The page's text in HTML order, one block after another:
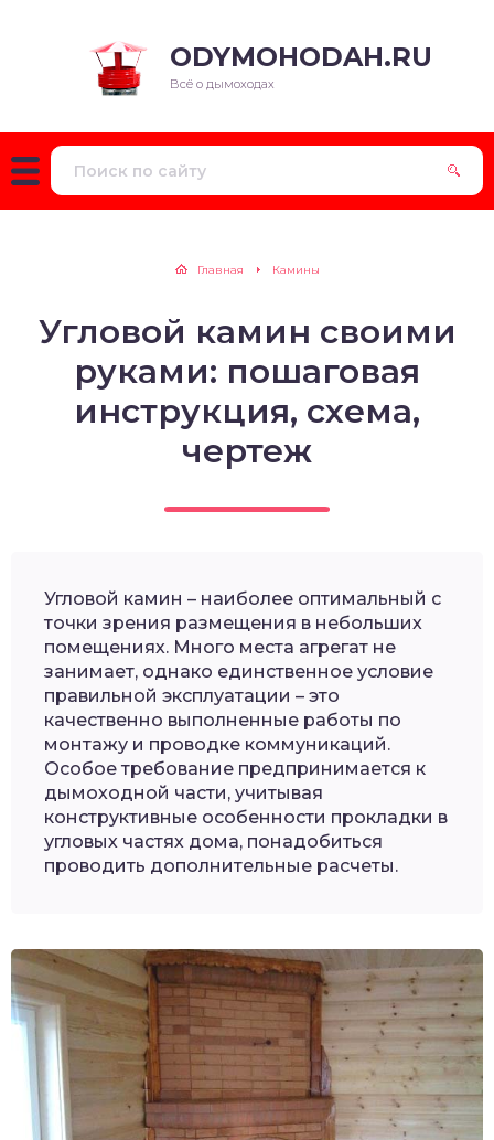
ODYMOHODAH.RU
Всё о дымоходах
Главная Камины
Угловой камин своими
руками: пошаговая
инструкция, схема,
чертеж
Угловой камин – наиболее оптимальный с
точки зрения размещения в небольших
помещениях. Много места агрегат не
занимает, однако единственное условие
правильной эксплуатации – это
качественно выполненные работы по
монтажу и проводке коммуникаций.
Особое требование предпринимается к
дымоходной части, учитывая
конструктивные особенности прокладки в
угловых частях дома, понадобиться
проводить дополнительные расчеты.